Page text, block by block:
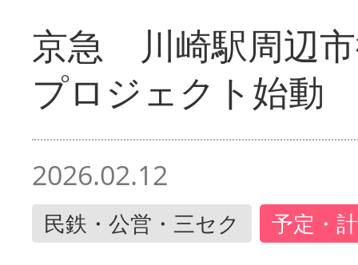
京急 川崎駅周辺
プロジェクト始動
2026.02.12
民鉄・公営・三セク 予定・